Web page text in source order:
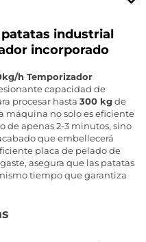
industrial
incorporado
h Temporizador
capacidad de
procesar hasta 300 kgde
máquina no solo es eficiente
de apenas 2-3 minutos, sino
que embellecerá
placa de pelado de
asegura que las patatas
tiempo que garantiza